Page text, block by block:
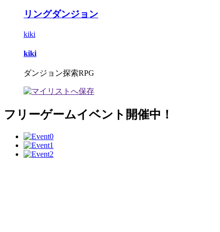
リングダンジョン
kiki
kiki
ダンジョン探索RPG
フリーゲームイベント開催中！